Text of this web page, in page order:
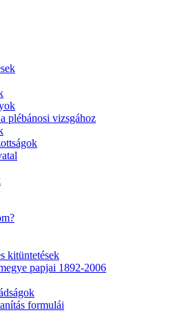
plébánosi vizsgához
kitüntetések
papjai 1892-2006
formulái